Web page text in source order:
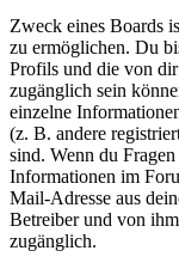
Zweck eines Boards
zu ermöglichen. Du
Profils und die von
zugänglich sein
einzelne
(z. B. andere
sind. Wenn du Fragen
Informationen im
Mail-Adresse aus
Betreiber und von
zugänglich.